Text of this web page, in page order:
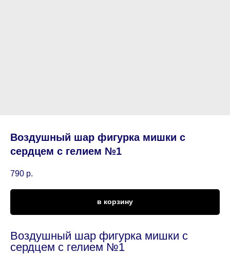
Воздушный шар фигурка мишки с
сердцем с гелием №1
790 р.
в корзину
Воздушный шар фигурка мишки с
сердцем с гелием №1